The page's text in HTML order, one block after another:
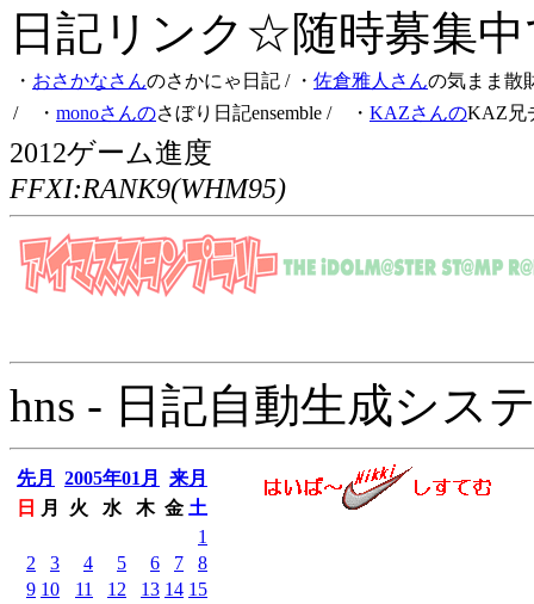
日記リンク☆随時募集
・ おさかなさんのさかにゃ日記 / ・ 佐倉雅人さんの気まま散
/ ・ monoさんのさぼり日記ensemble / ・ KAZさんのKAZ兄
2012ゲーム進度
FFXI:RANK9(WHM95)
hns - 日記自動生成シス
先月 2005年01月
来月
日
月 火 水 木 金 土
1
2
3 4 5 6 7
8
9 10 11 12 13 14 15